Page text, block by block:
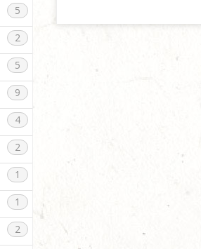
5
2
5
9
4
2
1
1
2